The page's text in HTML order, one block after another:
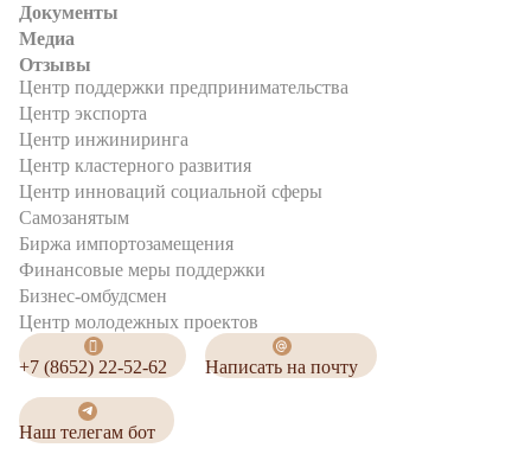
Документы
Медиа
Отзывы
Центр поддержки предпринимательства
Центр экспорта
Центр инжиниринга
Центр кластерного развития
Центр инноваций социальной сферы
Cамозанятым
Биржа импортозамещения
Финансовые меры поддержки
Бизнес-омбудсмен
Центр молодежных проектов
+7 (8652) 22-52-62 Написать на почту
Наш телегам бот